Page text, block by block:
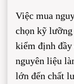
Việc mua
chọn kỹ
kiểm định
nguyên liệu
lớn đến chất